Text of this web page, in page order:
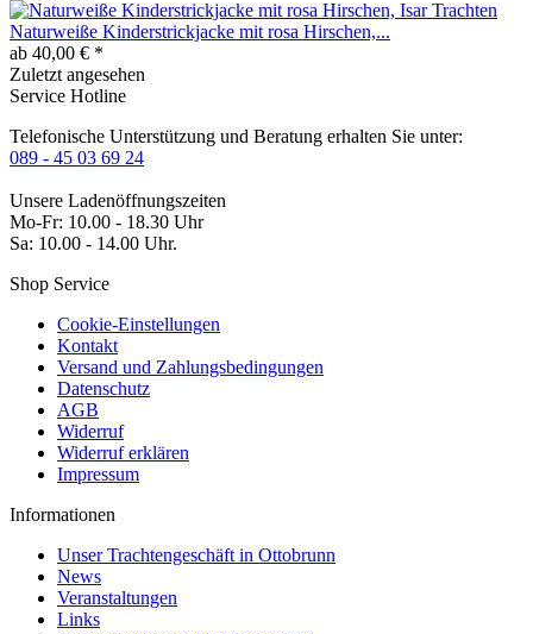
Naturweiße Kinderstrickjacke mit rosa Hirschen,...
ab 40,00 € *
Zuletzt angesehen
Service Hotline
Telefonische Unterstützung und Beratung erhalten Sie unter:
089 - 45 03 69 24
Unsere Ladenöffnungszeiten
Mo-Fr: 10.00 - 18.30 Uhr
Sa: 10.00 - 14.00 Uhr.
Shop Service
Cookie-Einstellungen
Kontakt
Versand und Zahlungsbedingungen
Datenschutz
AGB
Widerruf
Widerruf erklären
Impressum
Informationen
Unser Trachtengeschäft in Ottobrunn
News
Veranstaltungen
Links